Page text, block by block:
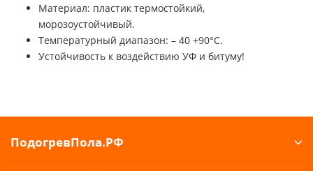
Материал: пластик термостойкий,
морозоустойчивый.
Температурный диапазон: – 40 +90°C.
Устойчивость к воздействию УФ и битуму!
ПодогревПола.РФ